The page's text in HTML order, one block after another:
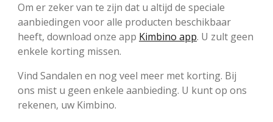
Om er zeker van te zijn dat u altijd de speciale
aanbiedingen voor alle producten beschikbaar
heeft, download onze app Kimbino app. U zult geen
enkele korting missen.
Vind Sandalen en nog veel meer met korting. Bij
ons mist u geen enkele aanbieding. U kunt op ons
rekenen, uw Kimbino.